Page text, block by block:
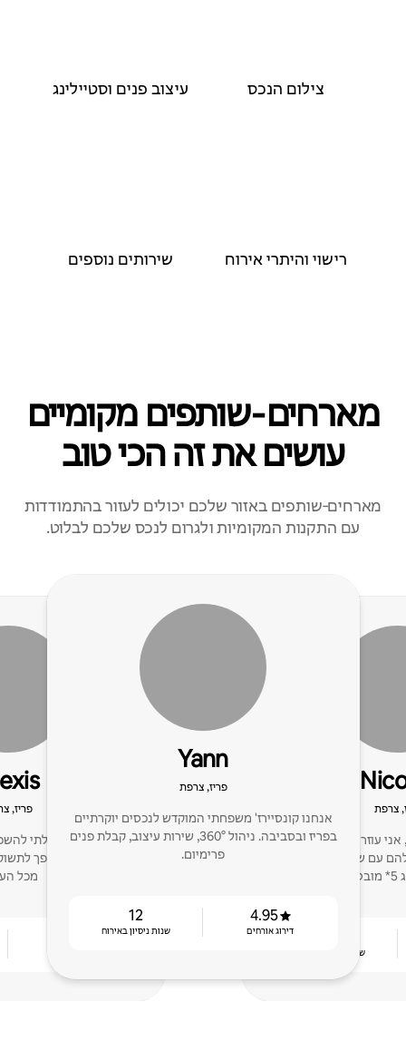
צילום הנכס עיצוב פנים וסטיילינג
רישוי והיתרי אירוח שירותים נוספים
מארחים‑שותפים מקומיים
עושים את זה הכי טוב
מארחים‑שותפים באזור שלכם יכולים לעזור בהתמודדות
עם התקנות המקומיות ולגרום לנכס שלכם לבלוט.
צרפת
עוזר לבעלים ולמלונות
עם שירות לקוחות יוצא
שנות ניסיון באירוח
Yann
פריז, צרפת
אנחנו קונסיירז' משפחתי המוקדש לנכסים יוקרתיים
בפריז ובסביבה. ניהול 360°, שירות עיצוב, קבלת פנים
פרימיום.
4.95
דירוג אורחים
12
שנות ניסיון באירוח
פריז,
שלום לכולם, התחלתי
החגים ועכשיו זה הפך
מכל